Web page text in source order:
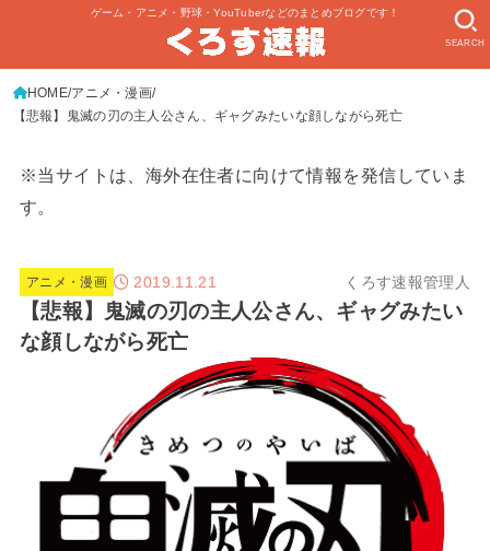
ゲーム・アニメ・野球・YouTuberなどのまとめブログです！
SEARCH
HOME アニメ・漫画
【悲報】鬼滅の刃の主人公さん、ギャグみたいな顔しながら死亡
※当サイトは、海外在住者に向けて情報を発信していま
す。
アニメ・漫画 2019.11.21 くろす速報管理人
【悲報】鬼滅の刃の主人公さん、ギャグみたい
な顔しながら死亡